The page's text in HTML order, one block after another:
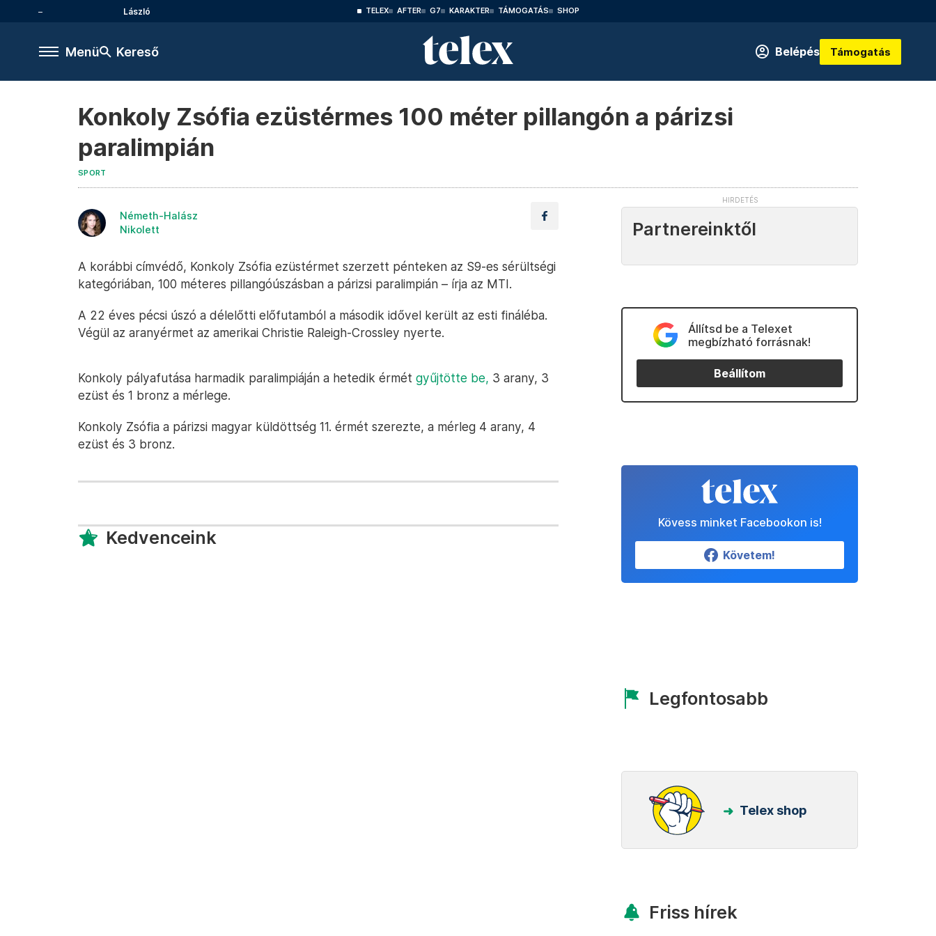
László TELEX AFTER G7 KARAKTER TÁMOGATÁS SHOP
Menü Kereső Belépés Támogatás
Konkoly Zsófia ezüstérmes 100 méter pillangón a párizsi
paralimpián
SPORT
Németh-Halász
Nikolett
A korábbi címvédő, Konkoly Zsófia ezüstérmet szerzett pénteken az S9-es sérültségi
kategóriában, 100 méteres pillangóúszásban a párizsi paralimpián – írja az MTI.
A 22 éves pécsi úszó a délelőtti előfutamból a második idővel került az esti fináléba.
Végül az aranyérmet az amerikai Christie Raleigh-Crossley nyerte.
Konkoly pályafutása harmadik paralimpiáján a hetedik érmét gyűjtötte be, 3 arany, 3
ezüst és 1 bronz a mérlege.
Konkoly Zsófia a párizsi magyar küldöttség 11. érmét szerezte, a mérleg 4 arany, 4
ezüst és 3 bronz.
Kedvenceink
Partnereinktől
Állítsd be a Telexet
megbízható forrásnak!
Beállítom
Kövess minket Facebookon is!
Követem!
Legfontosabb
Telex shop
Friss hírek